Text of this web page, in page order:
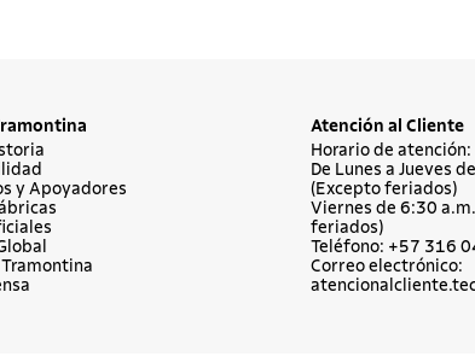
y Apoyadores
Atención al Cliente
Horario de atención:
De Lunes a Jueves
(Excepto feriados)
Viernes de 6:30
feriados)
Teléfono: +57 316
Correo electrónico: